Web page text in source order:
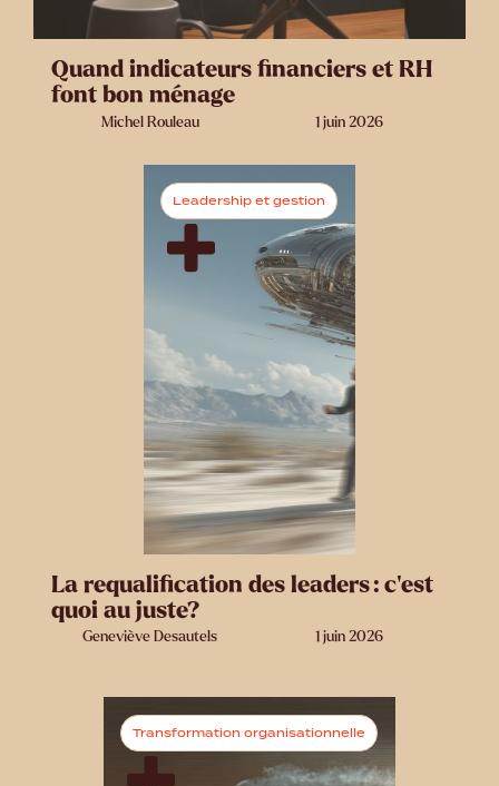
Quand indicateurs financiers et RH
font bon ménage
Michel Rouleau 1 juin 2026
Leadership et gestion
La requalification des leaders : c’est
quoi au juste?
Geneviève Desautels 1 juin 2026
Transformation organisationnelle